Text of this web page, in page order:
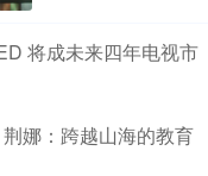
将成未来四年电视市
娜：跨越山海的教育